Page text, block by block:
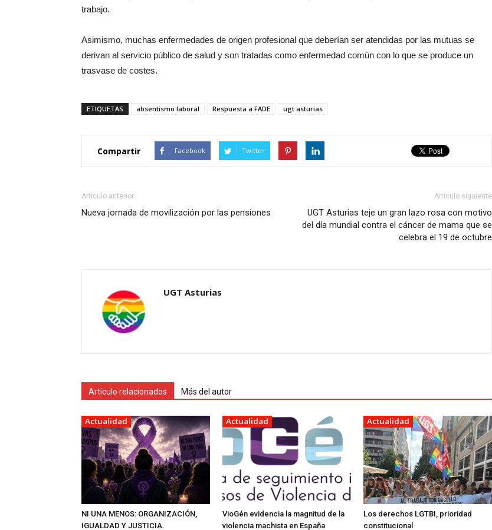
trabajo.
Asimismo, muchas enfermedades de origen profesional que deberían ser atendidas por las mutuas se
derivan al servicio público de salud y son tratadas como enfermedad común con lo que se produce un
trasvase de costes.
ETIQUETAS absentismo laboral Respuesta a FADE ugt asturias
Compartir Facebook Twitter
Artículo anterior
Nueva jornada de movilización por las pensiones
Artículo siguiente
UGT Asturias teje un gran lazo rosa con motivo
del día mundial contra el cáncer de mama que se
celebra el 19 de octubre
UGT Asturias
Artículo relacionados Más del autor
Actualidad
NI UNA MENOS: ORGANIZACIÓN,
IGUALDAD Y JUSTICIA.
Actualidad
VioGén evidencia la magnitud de la
violencia machista en España
Actualidad
Los derechos LGTBI, prioridad
constitucional